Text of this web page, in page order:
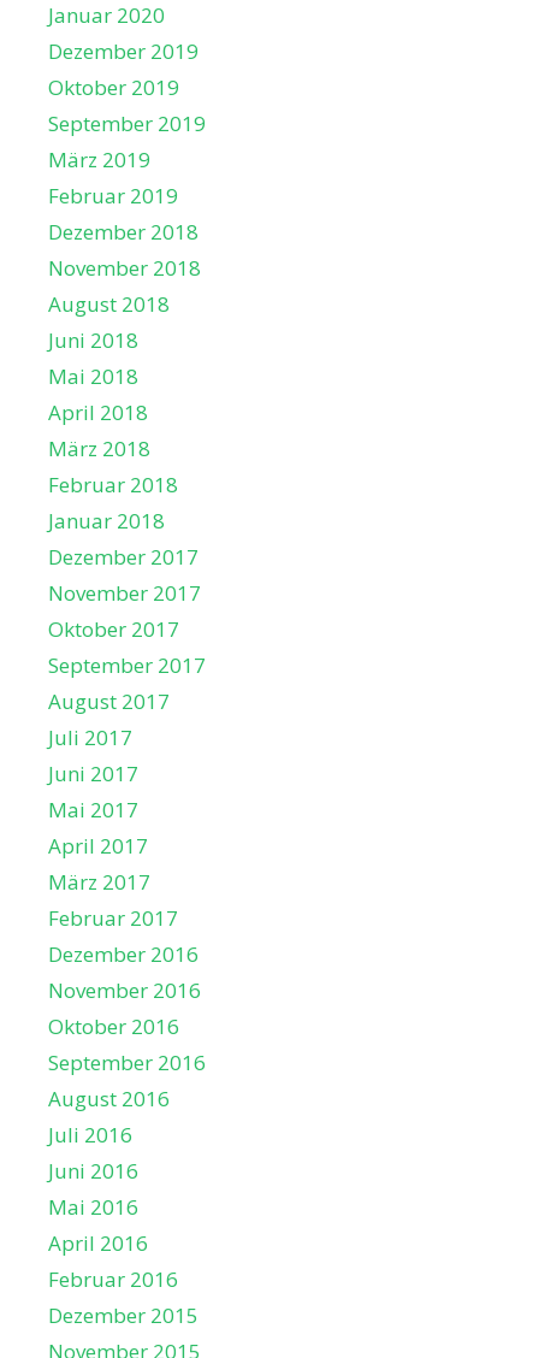
Januar 2020
Dezember 2019
Oktober 2019
September 2019
März 2019
Februar 2019
Dezember 2018
November 2018
August 2018
Juni 2018
Mai 2018
April 2018
März 2018
Februar 2018
Januar 2018
Dezember 2017
November 2017
Oktober 2017
September 2017
August 2017
Juli 2017
Juni 2017
Mai 2017
April 2017
März 2017
Februar 2017
Dezember 2016
November 2016
Oktober 2016
September 2016
August 2016
Juli 2016
Juni 2016
Mai 2016
April 2016
Februar 2016
Dezember 2015
November 2015